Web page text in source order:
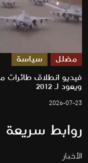
مضلل سياسة
فيديو انطلاق طائرات
ويعود لـ 2012
2026-07-23
روابط سريعة
الأخبار